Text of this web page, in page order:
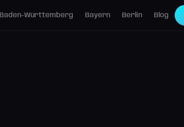
Baden-Württemberg Bayern Berlin Blog